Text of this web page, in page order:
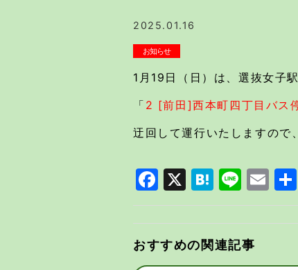
2025.01.16
お知らせ
1月19日（日）は、選抜女子
「 2 [前田]西本町四丁目バス
迂回して運行いたしますので
Facebook HatenaLine Email
おすすめの関連記事